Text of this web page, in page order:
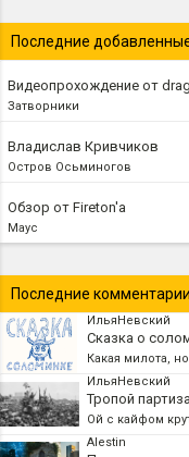
Последние
Видеопрохождение от
Затворники
Владислав Кривчиков
Остров Осьминогов
Обзор от Fireton'а
Маус
Последние комментарии
ИльяНевский
Сказка о
Какая милота,
ИльяНевский
Тропой
Ой с кайфом
Alestin